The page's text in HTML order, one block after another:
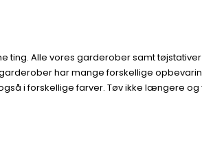
ting. Alle vores garderober samt
har mange forskellige
i forskellige farver. Tøv ikke længere